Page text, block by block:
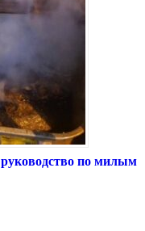
руководство по милым